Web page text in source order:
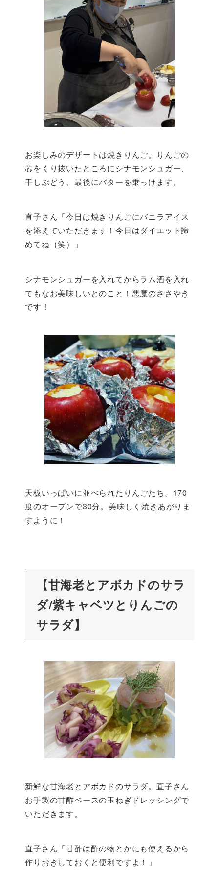
お楽しみのデザートは焼きりんご。りんごの
芯をくり抜いたところにシナモンシュガー、
干しぶどう、最後にバターを乗っけます。
直子さん「今日は焼きりんごにバニラアイス
を添えていただきます！今日はダイエット諦
めてね（笑）」
シナモンシュガーを入れてからラム酒を入れ
てもなお美味しいとのこと！悪魔のささやき
です！
天板いっぱいに並べられたりんごたち。170
度のオーブンで30分。美味しく焼きあがりま
すように！
【甘海老とアボカドのサラ
ダ/紫キャベツとりんごの
サラダ】
新鮮な甘海老とアボカドのサラダ。直子さん
お手製の甘酢ベースの玉ねぎドレッシングで
いただきます。
直子さん「甘酢は酢の物とかにも使えるから
作りおきしておくと便利ですよ！」